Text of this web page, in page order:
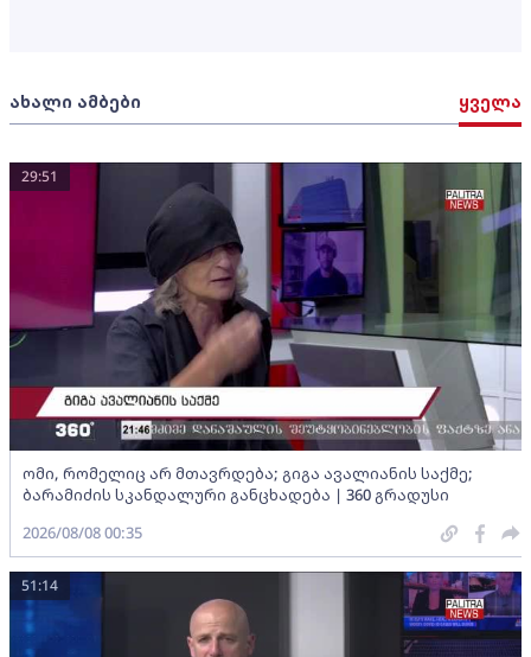
ახალი ამბები ყველა
ომი, რომელიც არ მთავრდება; გიგა ავალიანის საქმე;
ბარამიძის სკანდალური განცხადება | 360 გრადუსი
29:51
2026/08/08 00:35
51:14